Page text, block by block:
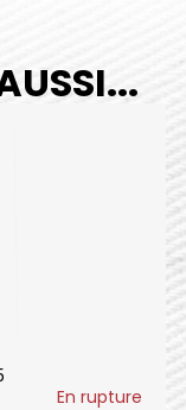
En rupture